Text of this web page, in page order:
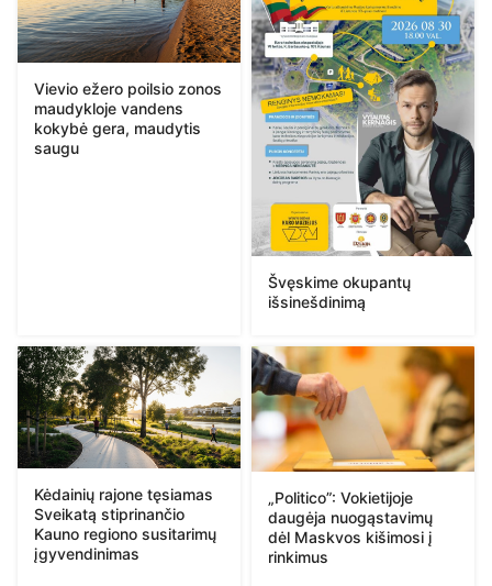
Vievio ežero poilsio zonos
maudykloje vandens
kokybė gera, maudytis
saugu
Švęskime okupantų
išsinešdinimą
Kėdainių rajone tęsiamas
Sveikatą stiprinančio
Kauno regiono susitarimų
įgyvendinimas
„Politico”: Vokietijoje
daugėja nuogąstavimų
dėl Maskvos kišimosi į
rinkimus